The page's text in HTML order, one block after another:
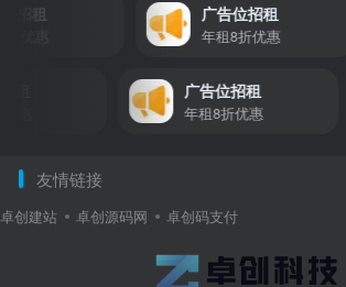
位招租 广告位招租
年租8折优惠
广告位招租
年租8折优惠
友情链接
卓创建站 卓创源码网 卓创码支付